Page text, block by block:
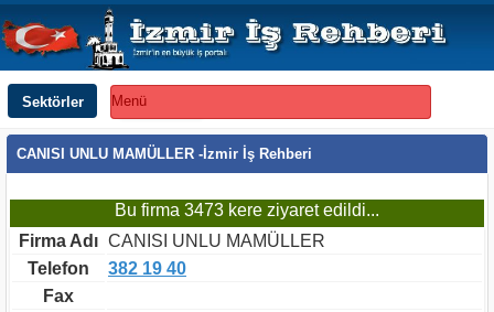
Sektörler Menü
CANISI UNLU MAMÜLLER -İzmir İş Rehberi
Bu firma 3473 kere ziyaret edildi...
Firma Adı CANISI UNLU MAMÜLLER
Telefon
382 19 40
Fax